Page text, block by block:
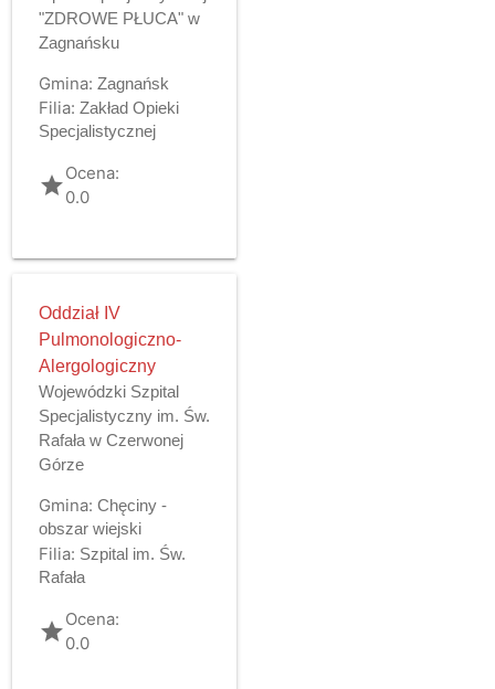
"ZDROWE PŁUCA" w
Zagnańsku
Gmina: Zagnańsk
Filia: Zakład Opieki
Specjalistycznej
gradeOcena:
0.0
Oddział IV
Pulmonologiczno-
Alergologiczny
Wojewódzki Szpital
Specjalistyczny im. Św.
Rafała w Czerwonej
Górze
Gmina: Chęciny -
obszar wiejski
Filia: Szpital im. Św.
Rafała
gradeOcena:
0.0